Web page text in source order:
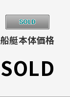
船艇本体価格
SOLD